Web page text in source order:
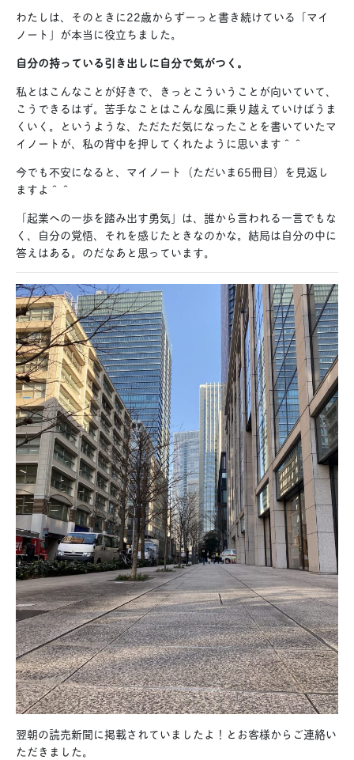
わたしは、そのときに22歳からずーっと書き続けている「マイ
ノート」が本当に役立ちました。
自分の持っている引き出しに自分で気がつく。
私とはこんなことが好きで、きっとこういうことが向いていて、
こうできるはず。苦手なことはこんな風に乗り越えていけばうま
くいく。というような、ただただ気になったことを書いていたマ
イノートが、私の背中を押してくれたように思います＾＾
今でも不安になると、マイノート（ただいま65冊目）を見返し
ますよ＾＾
「起業への一歩を踏み出す勇気」は、誰から言われる一言でもな
く、自分の覚悟、それを感じたときなのかな。結局は自分の中に
答えはある。のだなあと思っています。
翌朝の読売新聞に掲載されていましたよ！とお客様からご連絡い
ただきました。